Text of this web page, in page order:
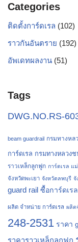
Categories
ติดตั้งการ์ดเรล (102)
ราวกันอันตราย (192)
อัพเดทผลงาน (51)
Tags
DWG.NO.RS-
beam guardrail กรมทางหล
การ์ดเรล กรมทางหลวง
ราวเหล็กลูกฟูก การ์ดเรล แ
จังหวัดพะเยา จังหวัดลพบุรี จั
guard rail ซื้อการ์ดเรล
ผลิต จำหน่าย การ์ดเรล ผลิต
248-2531 ราคา
ราคาราวเหล็กลูกฟูก